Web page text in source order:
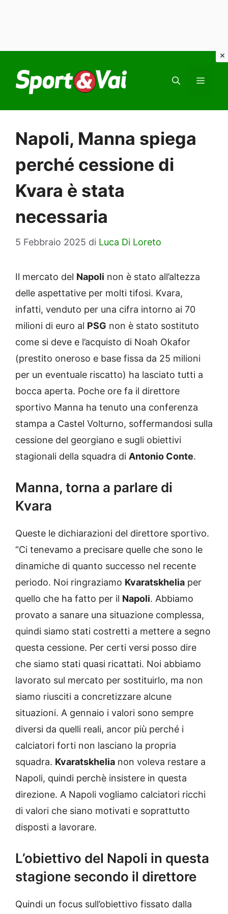
contenuto
Napoli, Manna spiega
perché cessione di
Kvara è stata
necessaria
5 Febbraio 2025 di Luca Di Loreto
Il mercato del Napoli non è stato all’altezza
delle aspettative per molti tifosi. Kvara,
infatti, venduto per una cifra intorno ai 70
milioni di euro al PSG non è stato sostituto
come si deve e l’acquisto di Noah Okafor
(prestito oneroso e base fissa da 25 milioni
per un eventuale riscatto) ha lasciato tutti a
bocca aperta. Poche ore fa il direttore
sportivo Manna ha tenuto una conferenza
stampa a Castel Volturno, soffermandosi sulla
cessione del georgiano e sugli obiettivi
stagionali della squadra di Antonio Conte.
Manna, torna a parlare di
Kvara
Queste le dichiarazioni del direttore sportivo.
“Ci tenevamo a precisare quelle che sono le
dinamiche di quanto successo nel recente
periodo. Noi ringraziamo Kvaratskhelia per
quello che ha fatto per il Napoli. Abbiamo
provato a sanare una situazione complessa,
quindi siamo stati costretti a mettere a segno
questa cessione. Per certi versi posso dire
che siamo stati quasi ricattati. Noi abbiamo
lavorato sul mercato per sostituirlo, ma non
siamo riusciti a concretizzare alcune
situazioni. A gennaio i valori sono sempre
diversi da quelli reali, ancor più perché i
calciatori forti non lasciano la propria
squadra. Kvaratskhelia non voleva restare a
Napoli, quindi perchè insistere in questa
direzione. A Napoli vogliamo calciatori ricchi
di valori che siano motivati e soprattutto
disposti a lavorare.
L’obiettivo del Napoli in questa
stagione secondo il direttore
Quindi un focus sull’obiettivo fissato dalla